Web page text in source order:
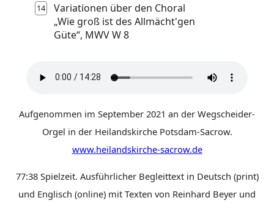
14
Variationen über den Choral
„Wie groß ist des Allmächt'gen
Güte“, MWV W 8
Aufgenommen im September 2021 an der Wegscheider-
Orgel in der Heilandskirche Potsdam-Sacrow.
www.heilandskirche-sacrow.de
77:38 Spielzeit. Ausführlicher Begleittext in Deutsch (print)
und Englisch (online) mit Texten von Reinhard Beyer und